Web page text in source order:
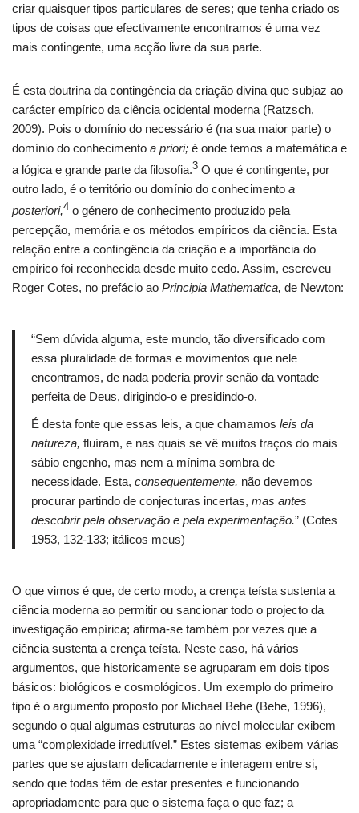
criar quaisquer tipos particulares de seres; que tenha criado os
tipos de coisas que efectivamente encontramos é uma vez
mais contingente, uma acção livre da sua parte.
É esta doutrina da contingência da criação divina que subjaz ao
carácter empírico da ciência ocidental moderna (Ratzsch,
2009). Pois o domínio do necessário é (na sua maior parte) o
domínio do conhecimento a priori; é onde temos a matemática e
a lógica e grande parte da filosofia.3 O que é contingente, por
outro lado, é o território ou domínio do conhecimento a
posteriori,4 o género de conhecimento produzido pela
percepção, memória e os métodos empíricos da ciência. Esta
relação entre a contingência da criação e a importância do
empírico foi reconhecida desde muito cedo. Assim, escreveu
Roger Cotes, no prefácio ao Principia Mathematica, de Newton:
“Sem dúvida alguma, este mundo, tão diversificado com
essa pluralidade de formas e movimentos que nele
encontramos, de nada poderia provir senão da vontade
perfeita de Deus, dirigindo-o e presidindo-o.
É desta fonte que essas leis, a que chamamos leis da
natureza, fluíram, e nas quais se vê muitos traços do mais
sábio engenho, mas nem a mínima sombra de
necessidade. Esta, consequentemente, não devemos
procurar partindo de conjecturas incertas, mas antes
descobrir pela observação e pela experimentação.” (Cotes
1953, 132-133; itálicos meus)
O que vimos é que, de certo modo, a crença teísta sustenta a
ciência moderna ao permitir ou sancionar todo o projecto da
investigação empírica; afirma-se também por vezes que a
ciência sustenta a crença teísta. Neste caso, há vários
argumentos, que historicamente se agruparam em dois tipos
básicos: biológicos e cosmológicos. Um exemplo do primeiro
tipo é o argumento proposto por Michael Behe (Behe, 1996),
segundo o qual algumas estruturas ao nível molecular exibem
uma “complexidade irredutível.” Estes sistemas exibem várias
partes que se ajustam delicadamente e interagem entre si,
sendo que todas têm de estar presentes e funcionando
apropriadamente para que o sistema faça o que faz; a